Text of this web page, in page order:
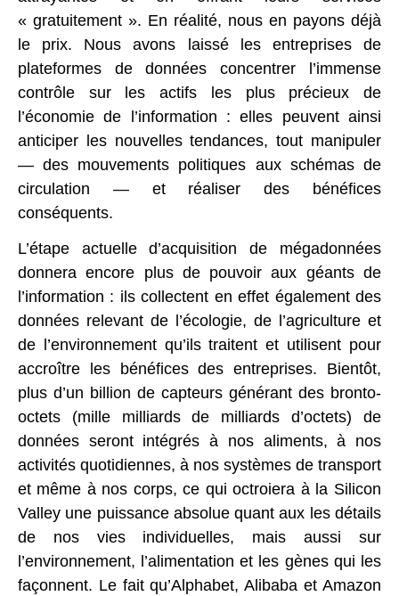
« gratuitement ». En réalité, nous en payons déjà
le prix. Nous avons laissé les entreprises de
plateformes de données concentrer l’immense
contrôle sur les actifs les plus précieux de
l’économie de l’information : elles peuvent ainsi
anticiper les nouvelles tendances, tout manipuler
— des mouvements politiques aux schémas de
circulation — et réaliser des bénéfices
conséquents.
L’étape actuelle d’acquisition de mégadonnées
donnera encore plus de pouvoir aux géants de
l’information : ils collectent en effet également des
données relevant de l’écologie, de l’agriculture et
de l’environnement qu’ils traitent et utilisent pour
accroître les bénéfices des entreprises. Bientôt,
plus d’un billion de capteurs générant des bronto-
octets (mille milliards de milliards d’octets) de
données seront intégrés à nos aliments, à nos
activités quotidiennes, à nos systèmes de transport
et même à nos corps, ce qui octroiera à la Silicon
Valley une puissance absolue quant aux les détails
de nos vies individuelles, mais aussi sur
l’environnement, l’alimentation et les gènes qui les
façonnent. Le fait qu’Alphabet, Alibaba et Amazon